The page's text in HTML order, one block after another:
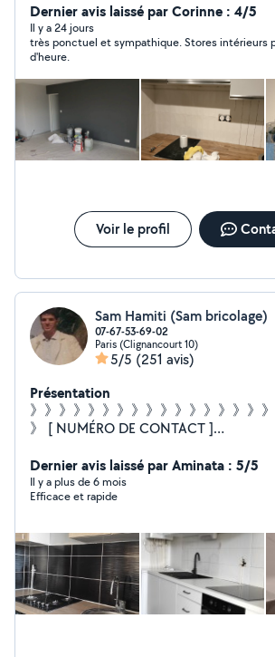
Dernier avis laissé par Corinne : 4/5
Il y a 24 jours
très ponctuel et sympathique. Stores intérieurs
d'heure.
Voir le profil
Sam Hamiti (Sam bricolage)
07-67-53-69-02
Paris (Clignancourt 10)
5/5 (251 avis)
Présentation
》》》》》》》》》》》》》》》》
》 [ NUMÉRO DE CONTACT ]
cinquante-trois-soixante-neuf-zero-deux ¤¤¤¤¤¤¤¤¤¤¤¤¤
¤¤¤¤¤¤¤¤¤¤ Bonjour , à votre service
quel bricolage : ¤ Pose de cuisine, rideaux ¤ Étagères ¤
pose de robinet... - Électricité : ¤ prise, luminaires ... -
Peinture... ¤¤¤¤¤¤¤¤¤¤¤¤¤¤¤¤¤¤¤¤¤ @ IMPORTANT @ ¤
¤¤¤¤¤¤¤¤¤¤¤¤¤¤¤¤ Je ne peux pas répondre à toutes
les demandes ( J'ai 2 abonnements ) 1. Bricolage et
petits travaux 2. Plomberie Merci
Dernier avis laissé par Aminata : 5/5
Il y a plus de 6 mois
Efficace et rapide